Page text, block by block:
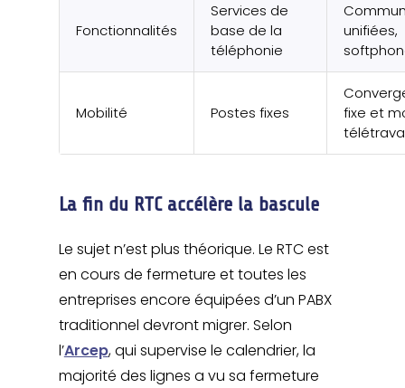
Fonctionnalités
Services de
base de la
téléphonie
unifiées,
Mobilité Postes fixes
fixe et
La fin du RTC accélère la bascule
Le sujet n’est plus théorique. Le RTC est
en cours de fermeture et toutes les
entreprises encore équipées d’un PABX
traditionnel devront migrer. Selon
l’Arcep, qui supervise le calendrier, la
majorité des lignes a vu sa fermeture